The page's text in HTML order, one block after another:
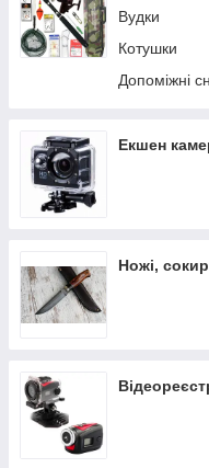
Покупка товару
Вудки
Котушки
Допоміжні
Екшен
Ножі,